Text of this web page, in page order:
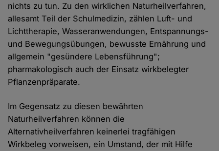
nichts zu tun. Zu den wirklichen Naturheilverfahren,
allesamt Teil der Schulmedizin, zählen Luft- und
Lichttherapie, Wasseranwendungen, Entspannungs-
und Bewegungsübungen, bewusste Ernährung und
allgemein "gesündere Lebensführung";
pharmakologisch auch der Einsatz wirkbelegter
Pflanzenpräparate.
Im Gegensatz zu diesen bewährten
Naturheilverfahren können die
Alternativheilverfahren keinerlei tragfähigen
Wirkbeleg vorweisen, ein Umstand, der mit Hilfe